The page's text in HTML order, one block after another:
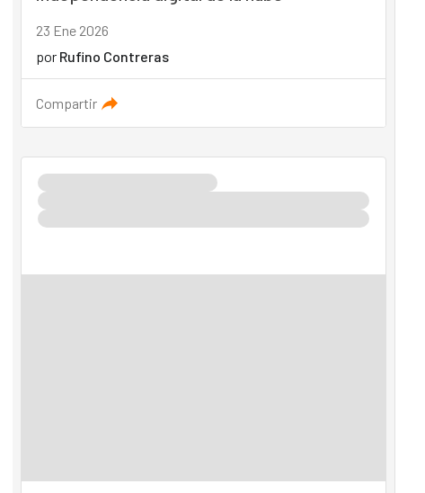
23 Ene 2026
por Rufino Contreras
Compartir